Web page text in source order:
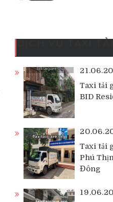
Taxi tải
BID
Taxi tải
Phú
Đông